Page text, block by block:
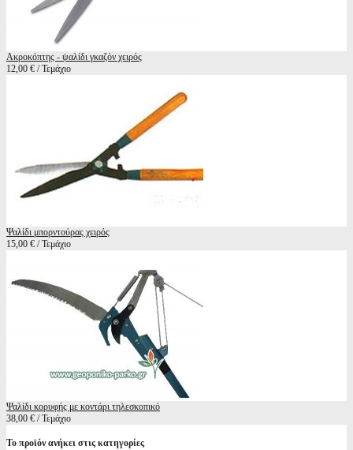
Ακροκόπτης - ψαλίδι γκαζόν χειρός
12,00 € / Τεμάχιο
Ψαλίδι μπορντούρας χειρός
15,00 € / Τεμάχιο
Ψαλίδι κορυφής με κοντάρι τηλεσκοπικό
38,00 € / Τεμάχιο
Το προϊόν ανήκει στις κατηγορίες